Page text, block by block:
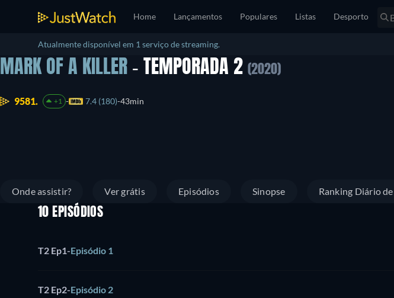
Home Lançamentos Populares Listas Desporto
Atualmente disponível em 1 serviço de streaming.
MARK OF A KILLER - TEMPORADA 2 (2020)
9581. +1 7.4 (180) 43min
Onde assistir? Ver grátis Episódios Sinopse Ranking Diário
10 EPISÓDIOS
T2 Ep1-Episódio 1
T2 Ep2-Episódio 2